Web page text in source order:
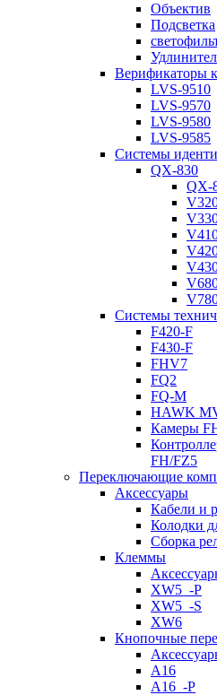
Объектив
Подсветка
Верификаторы
LVS-9510
LVS-9570
LVS-9580
LVS-9585
Системы
QX-830
QX-
Системы
F420-F
F430-F
FHV7
FQ2
FQ-M
HAWK
Камеры
FH/FZ5
Переключающие
Аксессуары
Кабели и
Колодки
Сборка
Клеммы
XW5_-P
XW5_-S
XW6
Кнопочные
A16
A16_-P